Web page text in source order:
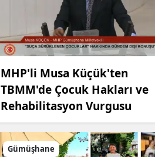
MHP'li Musa Küçük'ten
TBMM'de Çocuk Hakları ve
Rehabilitasyon Vurgusu
Gümüşhane